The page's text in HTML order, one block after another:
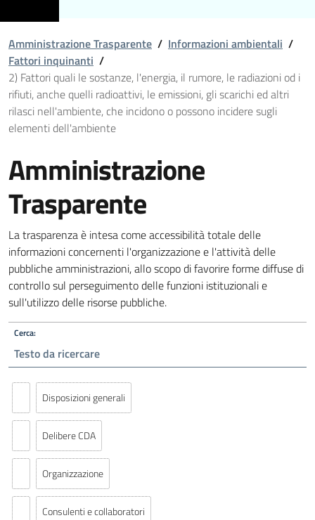
Amministrazione Trasparente / Informazioni ambientali /
Fattori inquinanti /
2) Fattori quali le sostanze, l'energia, il rumore, le radiazioni od i
rifiuti, anche quelli radioattivi, le emissioni, gli scarichi ed altri
rilasci nell'ambiente, che incidono o possono incidere sugli
elementi dell'ambiente
Amministrazione
Trasparente
La trasparenza è intesa come accessibilità totale delle
informazioni concernenti l'organizzazione e l'attività delle
pubbliche amministrazioni, allo scopo di favorire forme diffuse di
controllo sul perseguimento delle funzioni istituzionali e
sull'utilizzo delle risorse pubbliche.
Cerca:
Disposizioni generali
Delibere CDA
Organizzazione
Consulenti e collaboratori